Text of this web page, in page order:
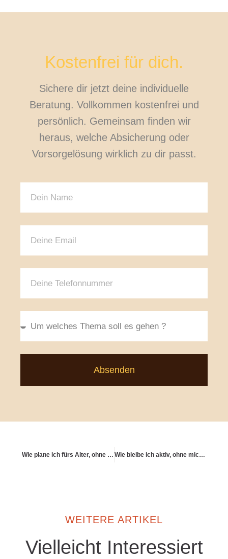
Kostenfrei für dich.
Sichere dir jetzt deine individuelle
Beratung. Vollkommen kostenfrei und
persönlich. Gemeinsam finden wir
heraus, welche Absicherung oder
Vorsorgelösung wirklich zu dir passt.
Absenden
Wie plane ich fürs Alter, ohne mich selbst zu überfordern? Wie bleibe ich aktiv, ohne mich ständig zu hinterfragen?
WEITERE ARTIKEL
Vielleicht Interessiert